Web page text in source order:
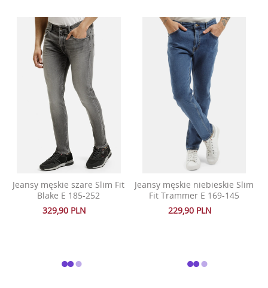
Jeansy męskie szare Slim Fit
Blake E 185-252
329,90 PLN
Jeansy męskie niebieskie Slim
Fit Trammer E 169-145
229,90 PLN